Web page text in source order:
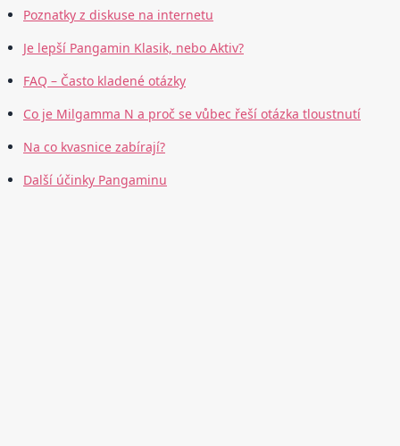
Poznatky z diskuse na internetu
Je lepší Pangamin Klasik, nebo Aktiv?
FAQ – Často kladené otázky
Co je Milgamma N a proč se vůbec řeší otázka tloustnutí
Na co kvasnice zabírají?
Další účinky Pangaminu